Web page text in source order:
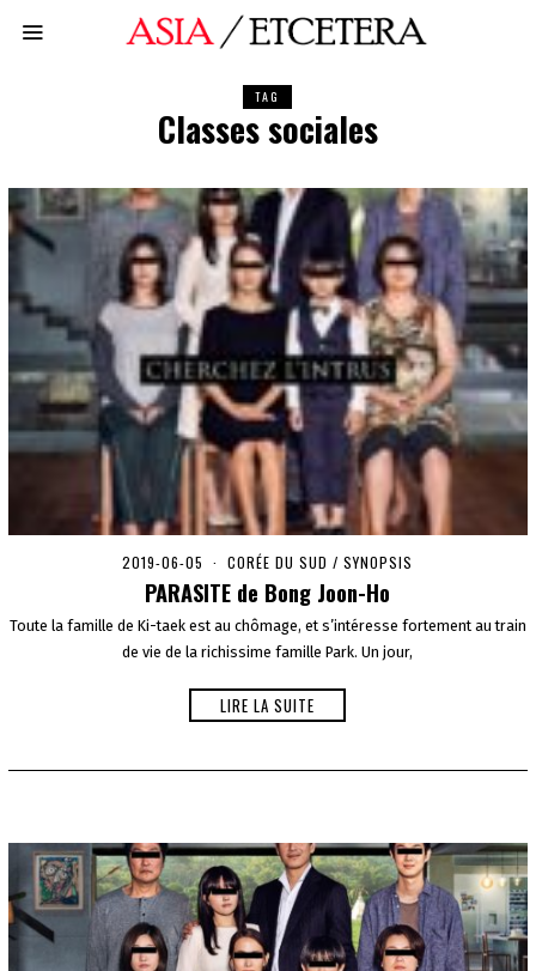
TAG
Classes sociales
2019-06-05 2
0
2
0
0
-
0
CORÉE DU SUD / SYNOPSIS
PARASITE de Bong Joon-Ho
Toute la famille de Ki-taek est au chômage, et s’intéresse fortement au train
de vie de la richissime famille Park. Un jour,
LIRE LA SUITE